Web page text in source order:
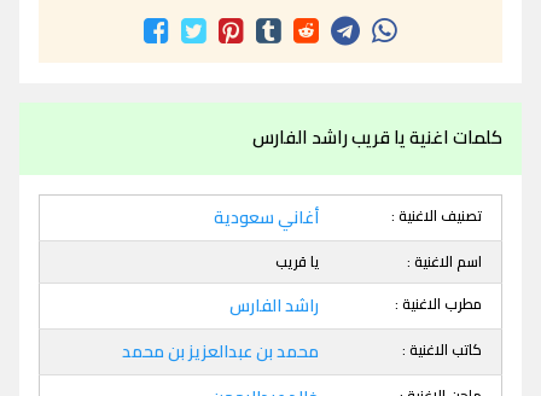
كلمات اغنية يا قريب راشد الفارس
تصنيف الاغنية : أغاني سعودية
اسم الاغنية :
يا قريب
مطرب الاغنية :
راشد الفارس
كاتب الاغنية : محمد بن عبدالعزيز بن محمد